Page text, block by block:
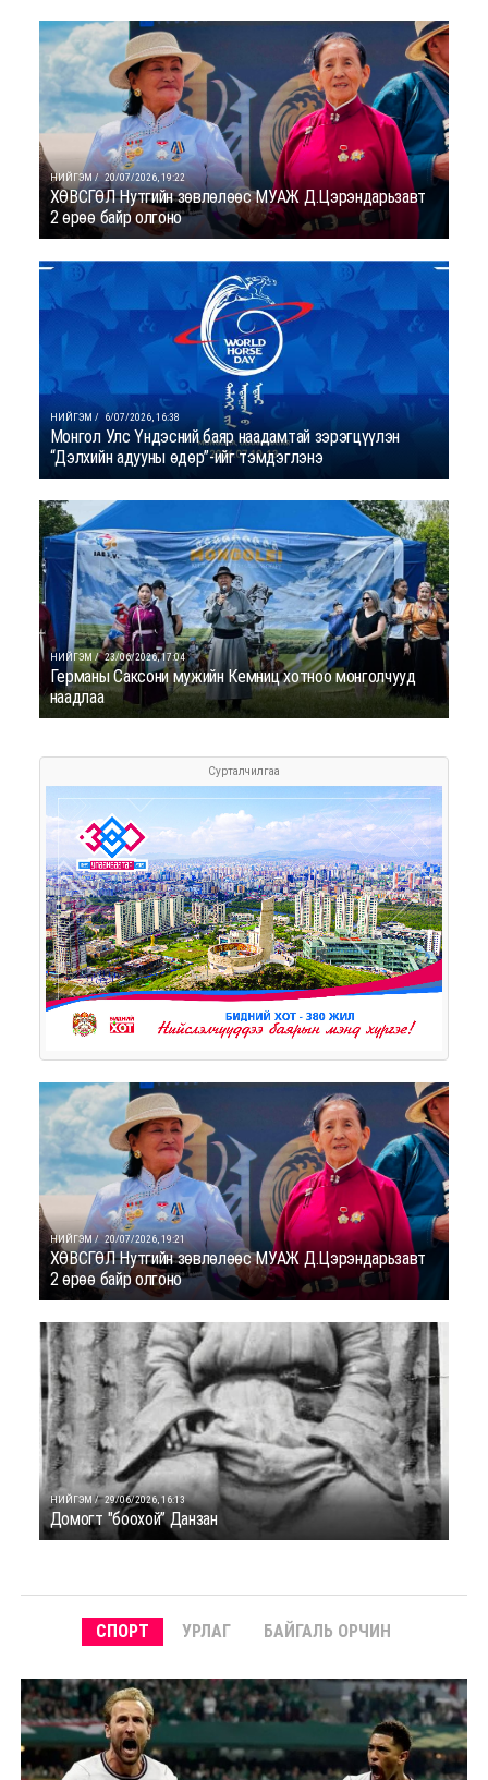
НИЙГЭМ / 20/07/2026, 19:22
ХӨВСГӨЛ Нутгийн зөвлөлөөс МУАЖ Д.Цэрэндарьзавт
2 өрөө байр олгоно
НИЙГЭМ / 6/07/2026, 16:38
Монгол Улс Үндэсний баяр наадамтай зэрэгцүүлэн
“Дэлхийн адууны өдөр”-ийг тэмдэглэнэ
НИЙГЭМ / 23/06/2026, 17:04
Германы Саксони мужийн Кемниц хотноо монголчууд
наадлаа
Сурталчилгаа
НИЙГЭМ / 20/07/2026, 19:21
ХӨВСГӨЛ Нутгийн зөвлөлөөс МУАЖ Д.Цэрэндарьзавт
2 өрөө байр олгоно
НИЙГЭМ / 29/06/2026, 16:13
Домогт "боохой” Данзан
СПОРТ УРЛАГ БАЙГАЛЬ ОРЧИН